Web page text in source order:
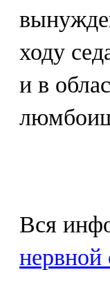
ходу
и в
Вся
нервной